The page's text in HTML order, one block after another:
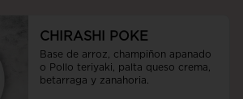
CHIRASHI POKE
Base de arroz, champiñon apanado
o Pollo teriyaki, palta queso crema,
betarraga y zanahoria.